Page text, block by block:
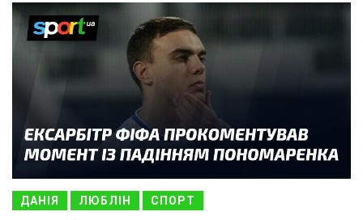
ДАНІЯ ЛЮБЛІН СПОРТ